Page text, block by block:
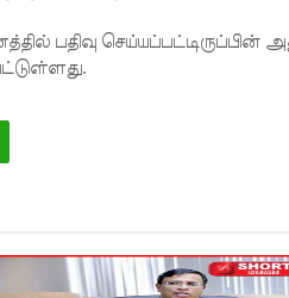
பதிவு